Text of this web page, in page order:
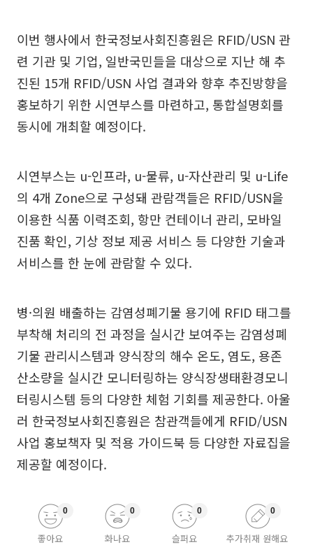
이번 행사에서 한국정보사회진흥원은 RFID/USN 관
련 기관 및 기업, 일반국민들을 대상으로 지난 해 추
진된 15개 RFID/USN 사업 결과와 향후 추진방향을
홍보하기 위한 시연부스를 마련하고, 통합설명회를
동시에 개최할 예정이다.
시연부스는 u-인프라, u-물류, u-자산관리 및 u-Life
의 4개 Zone으로 구성돼 관람객들은 RFID/USN을
이용한 식품 이력조회, 항만 컨테이너 관리, 모바일
진품 확인, 기상 정보 제공 서비스 등 다양한 기술과
서비스를 한 눈에 관람할 수 있다.
병·의원 배출하는 감염성폐기물 용기에 RFID 태그를
부착해 처리의 전 과정을 실시간 보여주는 감염성폐
기물 관리시스템과 양식장의 해수 온도, 염도, 용존
산소량을 실시간 모니터링하는 양식장생태환경모니
터링시스템 등의 다양한 체험 기회를 제공한다. 아울
러 한국정보사회진흥원은 참관객들에게 RFID/USN
사업 홍보책자 및 적용 가이드북 등 다양한 자료집을
제공할 예정이다.
좋아요
0
화나요
0
슬퍼요
0
추가취재 원해요
0